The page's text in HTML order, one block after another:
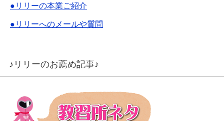
●リリーの本業ご紹介
●リリーへのメールや質問
♪リリーのお薦め記事♪